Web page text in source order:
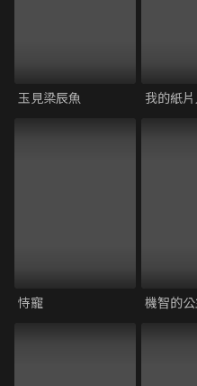
玉見梁辰魚 我的紙
恃寵 機智的